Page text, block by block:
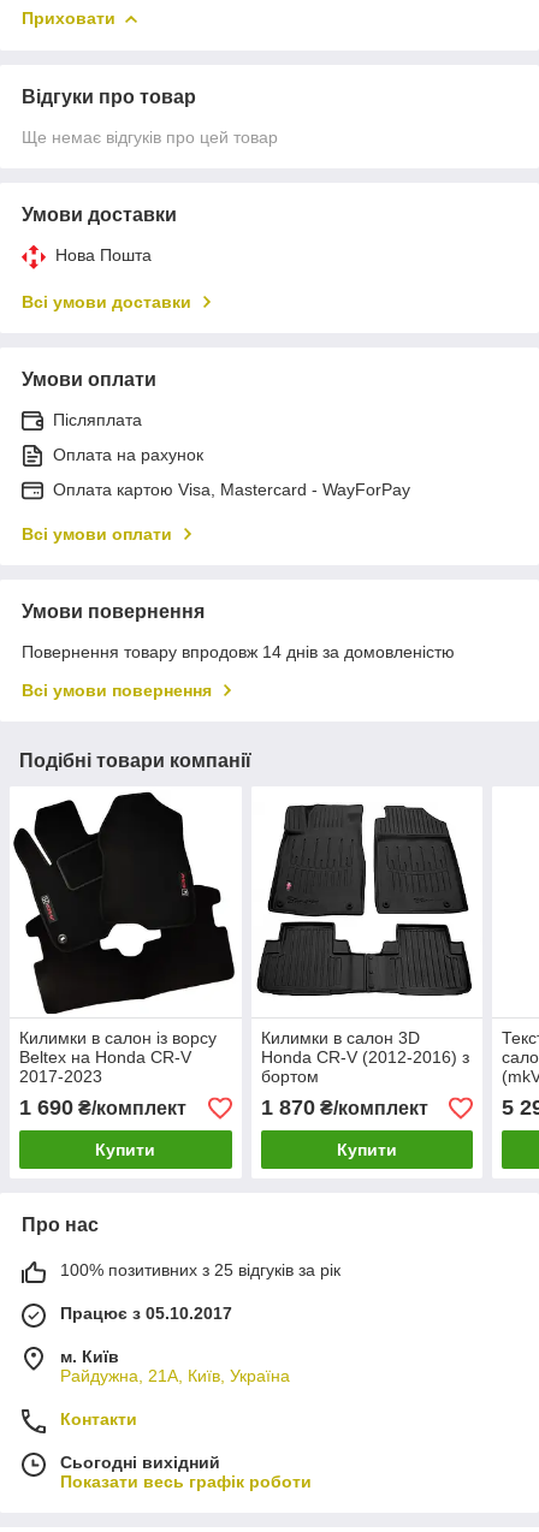
Приховати
Відгуки про товар
Ще немає відгуків про цей товар
Умови доставки
Нова Пошта
Всі умови доставки
Умови оплати
Післяплата
Оплата на рахунок
Оплата картою Visa, Mastercard - WayForPay
Всі умови оплати
Умови повернення
Повернення товару впродовж 14 днів за домовленістю
Всі умови повернення
Подібні товари компанії
Килимки в салон із ворсу
Beltex на Honda CR-V
2017-2023
1 690 ₴/комплект
Купити
Килимки в салон 3D
Honda CR-V (2012-2016) з
бортом
1 870₴/комплект
Купити
5
Про нас
100% позитивних з 25 відгуків за рік
Працює з 05.10.2017
м. Київ
Райдужна, 21А, Київ, Україна
Контакти
Сьогодні вихідний
Показати весь графік роботи